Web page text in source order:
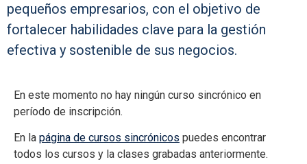
pequeños empresarios, con el objetivo de
fortalecer habilidades clave para la gestión
efectiva y sostenible de sus negocios.
En este momento no hay ningún curso sincrónico en
período de inscripción.
En la página de cursos sincrónicos puedes encontrar
todos los cursos y la clases grabadas anteriormente.